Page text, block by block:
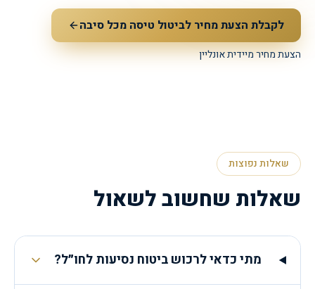
לקבלת הצעת מחיר לביטול טיסה מכל סיבה
הצעת מחיר מיידית אונליין
שאלות נפוצות
שאלות שחשוב לשאול
מתי כדאי לרכוש ביטוח נסיעות לחו״ל?